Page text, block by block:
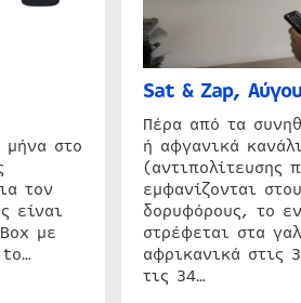
μήνα στο
τον
είναι
με
to…
Sat & Zap,
Πέρα από τα
ή αφγανικά
(αντιπολίτευσης
εμφανίζονται
δορυφόρους, το
στρέφεται στα
αφρικανικά στις
τις 34…